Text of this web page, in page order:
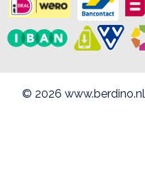
© 2026